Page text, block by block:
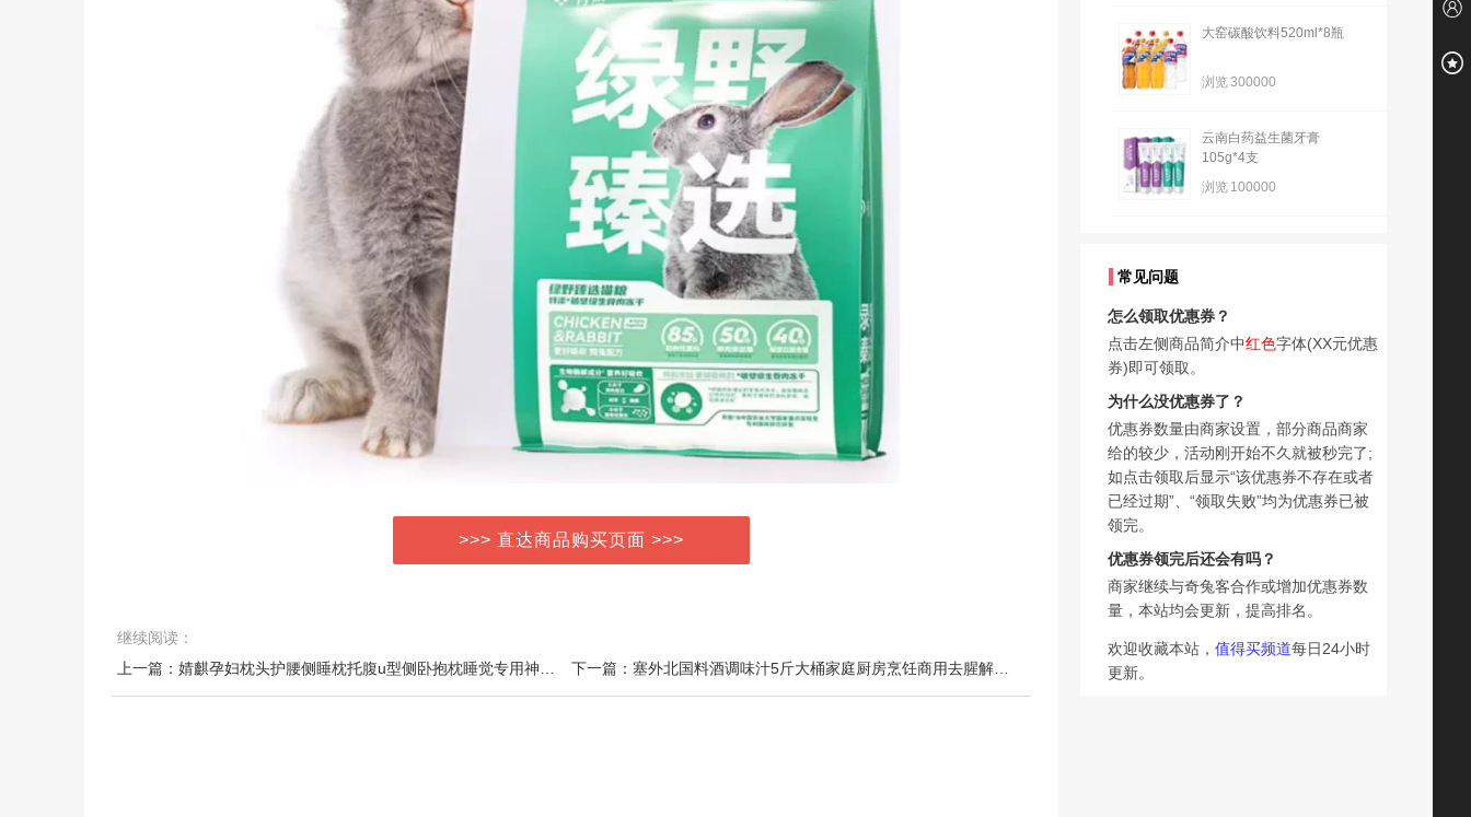
>>> 直达商品购买页面 >>>
继续阅读：
大窑碳酸饮料520ml*8瓶
浏览300000
云南白药益生菌牙膏
105g*4支
浏览 100000
常见问题
怎么领取优惠券？
点击左侧商品简介中红色字体(XX元优惠
券)即可领取。
为什么没优惠券了？
优惠券数量由商家设置，部分商品商家
给的较少，活动刚开始不久就被秒完了;
如点击领取后显示“该优惠券不存在或者
已经过期”、“领取失败”均为优惠券已被
领完。
优惠券领完后还会有吗？
商家继续与奇兔客合作或增加优惠券数
量，本站均会更新，提高排名。
欢迎收藏本站， 值得买频道每日24小时
更新。